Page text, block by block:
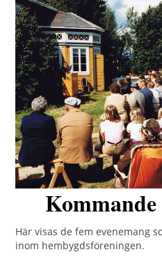
Kommande
Här visas de fem evenemang
inom hembygdsföreningen.